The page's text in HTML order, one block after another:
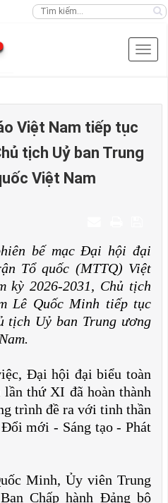
Việt Nam tiếp tục
tịch Uỷ ban Trung
Việt Nam
bế mạc Đại hội đại
Tổ quốc (MTTQ) Việt
kỳ 2026-2031, Chủ tịch
Lê Quốc Minh tiếp tục
tịch Uỷ ban Trung ương
Đại hội đại biểu toàn
thứ XI đã hoàn thành
trình đề ra với tinh thần
mới - Sáng tạo - Phát
Minh, Ủy viên Trung
Chấp hành Đảng bộ